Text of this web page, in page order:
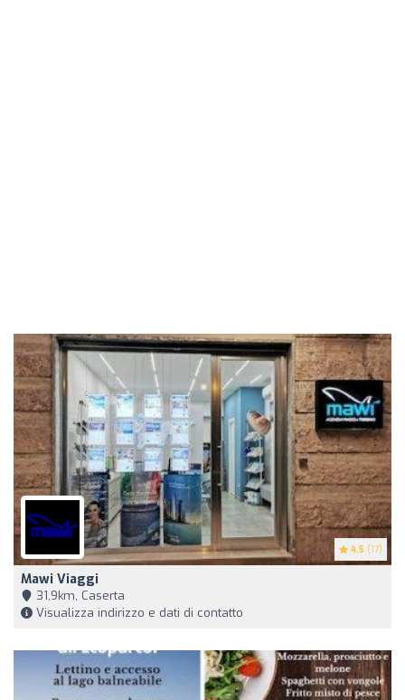
4.5 (17)
Mawi Viaggi
31,9km, Caserta
Visualizza indirizzo e dati di contatto